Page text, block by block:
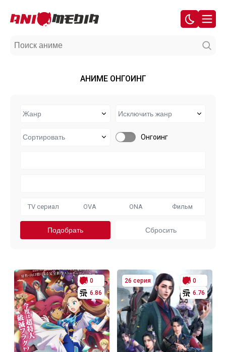
АНИМЕ ОНГОИНГ
Онгоинг
TV сериал OVA ONA Фильм
0
6.86
26 серия
0
6.76